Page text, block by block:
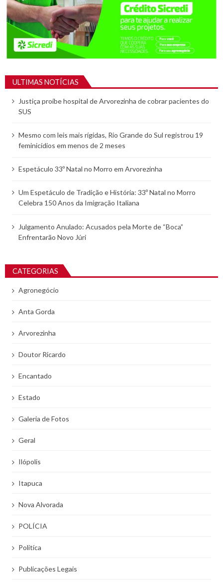
ULTIMAS NOTÍCIAS
Justiça proíbe hospital de Arvorezinha de cobrar pacientes do
SUS
Mesmo com leis mais rígidas, Rio Grande do Sul registrou 19
feminicídios em menos de 2 meses
Espetáculo 33º Natal no Morro em Arvorezinha
Um Espetáculo de Tradição e História: 33º Natal no Morro
Celebra 150 Anos da Imigração Italiana
Julgamento Anulado: Acusados pela Morte de “Boca”
Enfrentarão Novo Júri
CATEGORIAS
Agronegócio
Anta Gorda
Arvorezinha
Doutor Ricardo
Encantado
Estado
Galeria de Fotos
Geral
Ilópolis
Itapuca
Nova Alvorada
POLÍCIA
Politíca
Publicações Legais